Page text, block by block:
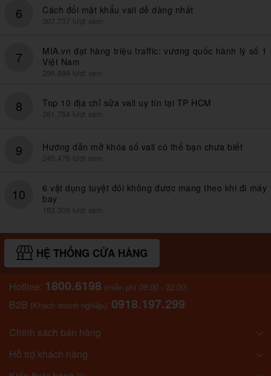
6 Cách đổi mật khẩu vali dễ dàng nhất
307,737 lượt xem
7
MIA.vn đạt hàng triệu traffic: vương quốc hành lý số 1
Việt Nam
298,894 lượt xem
8 Top 10 địa chỉ sửa vali uy tín tại TP HCM
261,754 lượt xem
9 Hướng dẫn mở khóa số vali có thể bạn chưa biết
245,478 lượt xem
10
6 vật dụng tuyệt đối không được mang theo khi đi máy
bay
163,309 lượt xem
HỆ THỐNG CỬA HÀNG
Hotline: 1800.6198 (miễn phí 09:00 - 22:00)
B2B (Khách doanh nghiệp): 0918.197.299
Chính sách bán hàng
Hỗ trợ khách hàng